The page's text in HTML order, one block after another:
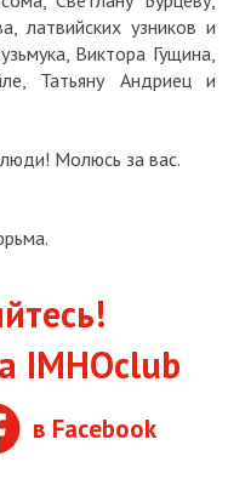
латвийских узников и
Виктора Гущина,
Татьяну Андриец и
Молюсь за вас.
IMHOclub
в Facebook